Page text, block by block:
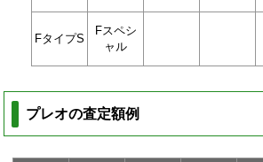
FタイプS
Fスペシ
ャル
プレオの査定額例